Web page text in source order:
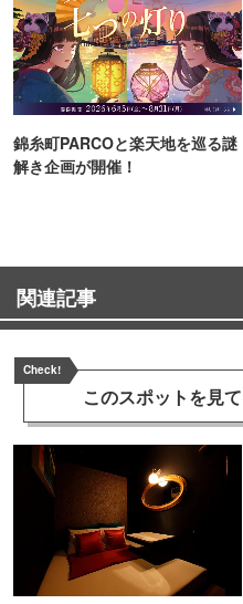
錦糸町PARCOと楽天地を巡る謎
解き企画が開催！
関連記事
Check!
このスポットを見